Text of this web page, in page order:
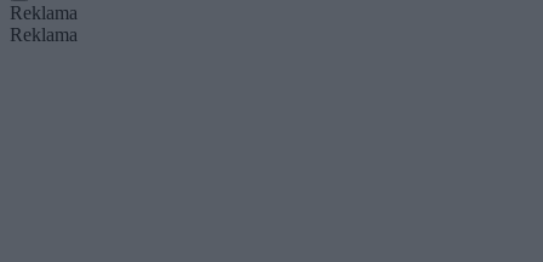
Reklama
Reklama